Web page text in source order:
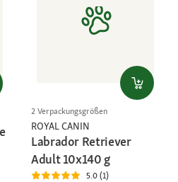
2 Verpackungsgrößen
ROYAL CANIN
Labrador Retriever
Adult 10x140 g
5.0 (1)